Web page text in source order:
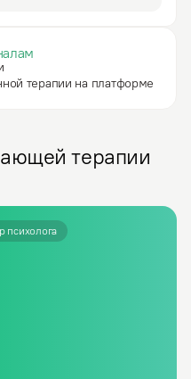
терапии на платформе
терапии
психолога